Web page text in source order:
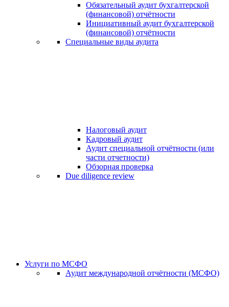
Обязательный аудит бухгалтерской
(финансовой) отчётности
Инициативный аудит бухгалтерской
(финансовой) отчётности
Специальные виды аудита
Налоговый аудит
Кадровый аудит
Аудит специальной отчётности (или
части отчетности)
Обзорная проверка
Due diligence review
Услуги по МСФО
Аудит международной отчётности (МСФО)